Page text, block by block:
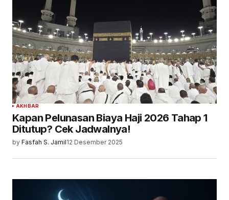
AKHBAR
Kapan Pelunasan Biaya Haji 2026 Tahap 1
Ditutup? Cek Jadwalnya!
by Fasfah S. Jamil12 Desember 2025